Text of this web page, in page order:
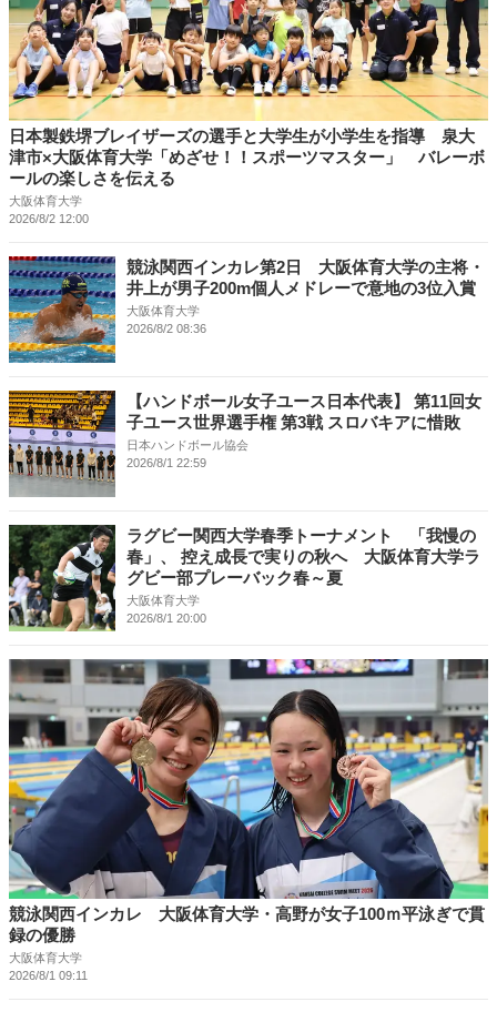
日本製鉄堺ブレイザーズの選手と大学生が小学生を指導 泉大
津市×大阪体育大学「めざせ！！スポーツマスター」 バレーボ
ールの楽しさを伝える
大阪体育大学
2026/8/2 12:00
競泳関西インカレ第2日 大阪体育大学の主将・
井上が男子200m個人メドレーで意地の3位入賞
大阪体育大学
2026/8/2 08:36
【ハンドボール女子ユース日本代表】 第11回女
子ユース世界選手権 第3戦 スロバキアに惜敗
日本ハンドボール協会
2026/8/1 22:59
ラグビー関西大学春季トーナメント 「我慢の
春」、 控え成長で実りの秋へ 大阪体育大学ラ
グビー部プレーバック春～夏
大阪体育大学
2026/8/1 20:00
競泳関西インカレ 大阪体育大学・高野が女子100ｍ平泳ぎで貫
録の優勝
大阪体育大学
2026/8/1 09:11